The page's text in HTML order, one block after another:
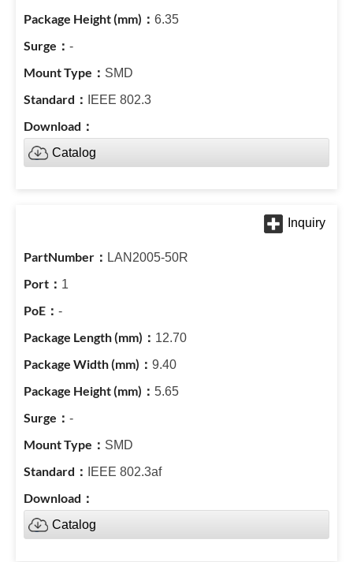
6.35
-
SMD
IEEE 802.3
Catalog
LAN2005-50R
1
-
12.70
9.40
5.65
-
SMD
IEEE 802.3af
Catalog